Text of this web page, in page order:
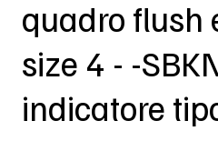
quadro flush
size 4 - -
indicatore